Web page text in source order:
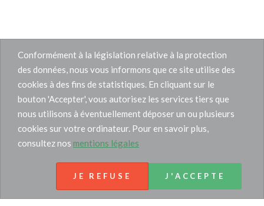
Conformément à la législation relative à la protection
des données, nous vous informons que ce site utilise des
cookies à des fins de statistiques. En cliquant sur le
bouton 'Accepter', vous autorisez les services tiers que
nous utilisons à éventuellement déposer un ou plusieurs
cookies sur votre ordinateur. Pour en savoir plus,
consultez nos mentions légales
JE REFUSE J'ACCEPTE